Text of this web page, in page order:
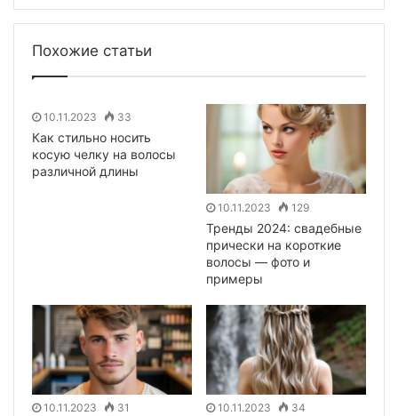
Похожие статьи
10.11.2023 33
Как стильно носить
косую челку на волосы
различной длины
10.11.2023 129
Тренды 2024: свадебные
прически на короткие
волосы — фото и
примеры
10.11.2023 31 10.11.2023 34